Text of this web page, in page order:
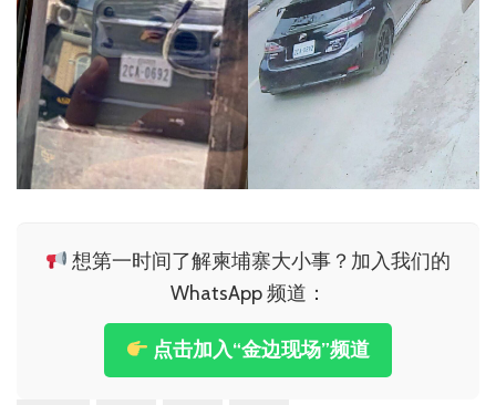
想第一时间了解柬埔寨大小事？加入我们的
WhatsApp 频道：
点击加入“金边现场”频道